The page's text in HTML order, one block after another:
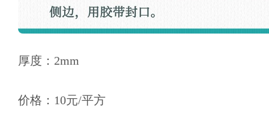
厚度：2mm
价格：10元/平方